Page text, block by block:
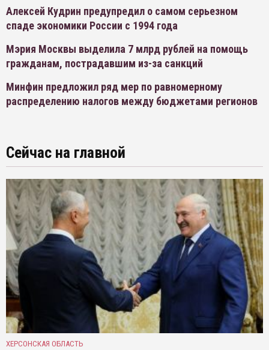
Алексей Кудрин предупредил о самом серьезном
спаде экономики России с 1994 года
Мэрия Москвы выделила 7 млрд рублей на помощь
гражданам, пострадавшим из-за санкций
Минфин предложил ряд мер по равномерному
распределению налогов между бюджетами регионов
Сейчас на главной
ХЕРСОНСКАЯ ОБЛАСТЬ